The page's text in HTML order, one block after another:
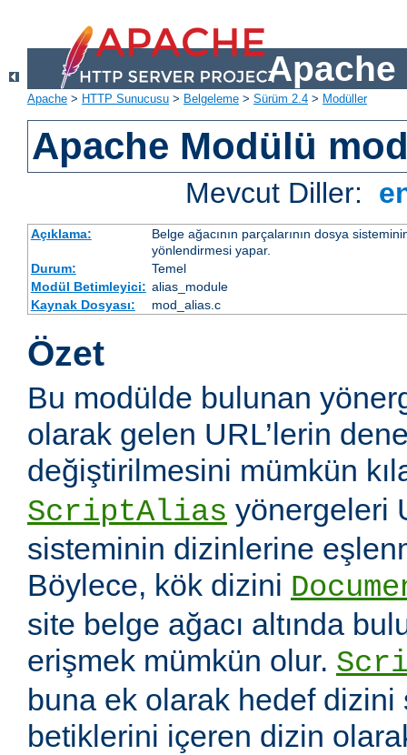
Apache
Apache > HTTP Sunucusu > Belgeleme > Sürüm 2.4 > Modüller
Apache Modülü
Mevcut Diller:
Açıklama:
Belge ağacının parçalarının dosya
yönlendirmesi yapar.
Durum:
Temel
Modül Betimleyici: alias_module
Kaynak Dosyası:
mod_alias.c
Özet
Bu modülde bulunan
olarak gelen URL’lerin
değiştirilmesini mümkün
ScriptAlias yönergeleri
sisteminin dizinlerine
Böylece, kök dizini
site belge ağacı altında
erişmek mümkün olur.
buna ek olarak hedef dizini
betiklerini içeren dizin